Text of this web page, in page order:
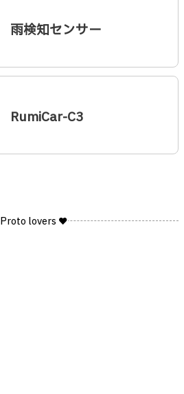
雨検知センサー
RumiCar-C3
Proto lovers ♥